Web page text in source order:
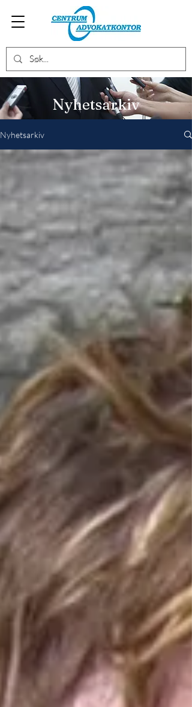
Nyhetsarkiv
Nyhetsarkiv